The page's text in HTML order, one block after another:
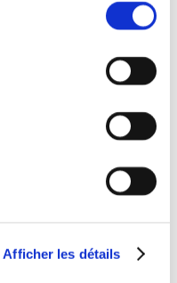
Afficher les détails